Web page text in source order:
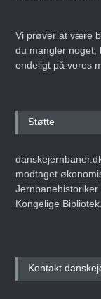
Vi prøver at være
du mangler noget,
endeligt på vores
Støtte
modtaget
Kongelige Bibliotek.
Kontakt